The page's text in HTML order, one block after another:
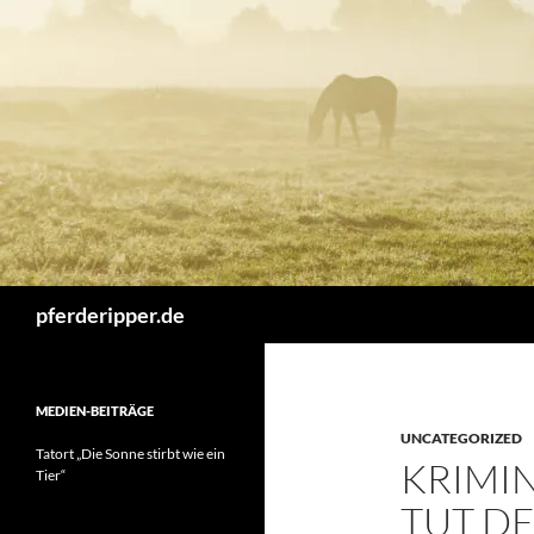
pferderipper.de
UNCATEGORIZED
TUT
MEDIEN-BEITRÄGE
Tatort „Die Sonne stirbt wie ein
Tier“